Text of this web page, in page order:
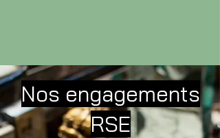
Nos engagements
RSE